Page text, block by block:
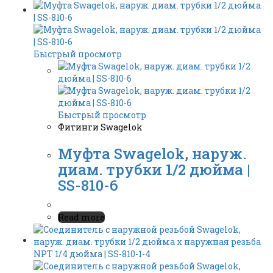
Быстрый просмотр
Быстрый просмотр
Фитинги Swagelok
Муфта Swagelok, наруж.
диам. трубки 1/2 дюйма |
SS-810-6
Read more